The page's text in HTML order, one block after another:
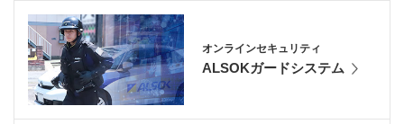
オンラインセキュリティ
ALSOKガードシステム